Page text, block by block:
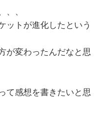
、、
ットが進化したという
が変わったんだなと思
て感想を書きたいと思